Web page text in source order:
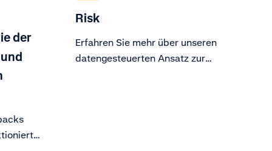
der
Risk
Erfahren Sie mehr über unseren
datengesteuerten Ansatz zur